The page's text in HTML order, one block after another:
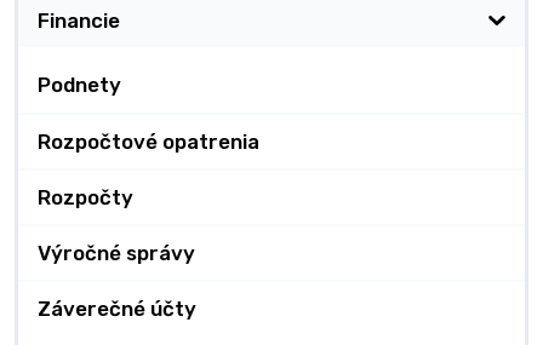
Financie
Podnety
Rozpočtové opatrenia
Rozpočty
Výročné správy
Záverečné účty